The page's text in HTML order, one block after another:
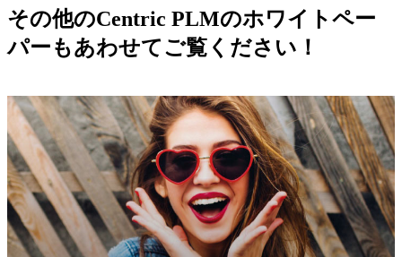
その他のCentric PLMのホワイトペー
パーもあわせてご覧ください！